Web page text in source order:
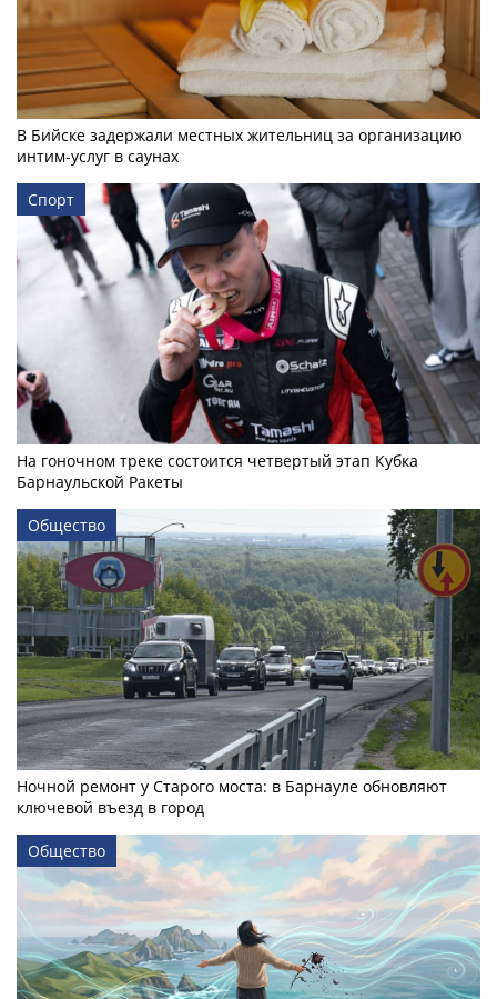
В Бийске задержали местных жительниц за организацию
интим-услуг в саунах
Спорт
На гоночном треке состоится четвертый этап Кубка
Барнаульской Ракеты
Общество
Ночной ремонт у Старого моста: в Барнауле обновляют
ключевой въезд в город
Общество